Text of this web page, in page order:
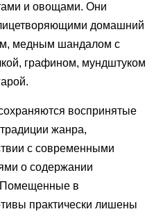
и овощами. Они
домашний
медным шандалом с
графином, мундштуком
воспринятые
жанра,
с современными
о содержании
Помещенные в
практически лишены